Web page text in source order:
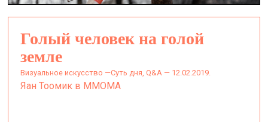
Голый человек на голой
земле
визуальное искусство —Суть дня, Q&A — 12.02.2019.
Яан Тоомик в ММОМА